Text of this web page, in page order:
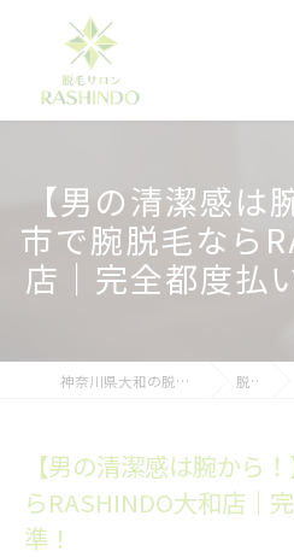
【男の清潔感は
市で腕脱毛なら
店｜完全都度払
神奈川県大和の脱毛ならメンズ脱毛サロンRASHINDO大和店 脱毛ブログ
【男の清潔感は腕から
らRASHINDO大和店｜
準！